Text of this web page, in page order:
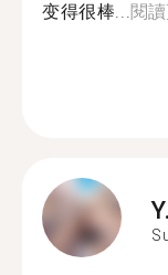
变得很棒...閱
Y.